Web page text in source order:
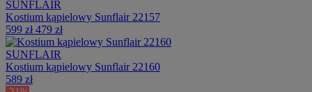
SUNFLAIR
Kostium kąpielowy Sunflair 22157
599 zł 479 zł
SUNFLAIR
Kostium kąpielowy Sunflair 22160
589 zł